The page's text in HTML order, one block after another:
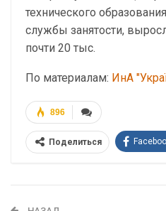
технического
службы занятости,
почти 20 тыс.
По материалам: ИнА
896
Поделиться